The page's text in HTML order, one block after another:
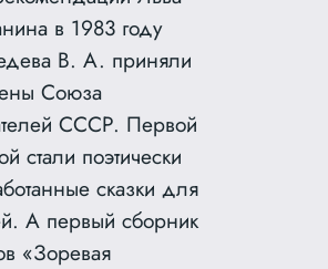
в 1983 году
В. А. приняли
Союза
СССР. Первой
стали поэтически
сказки для
А первый сборник
«Зоревая